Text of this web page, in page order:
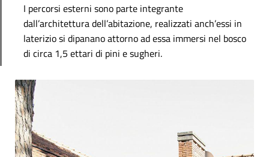
I percorsi esterni sono parte integrante
dall’architettura dell’abitazione, realizzati anch’essi in
laterizio si dipanano attorno ad essa immersi nel bosco
di circa 1,5 ettari di pini e sugheri.